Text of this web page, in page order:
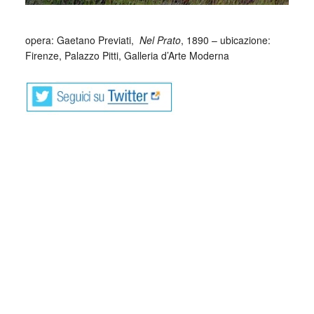
opera: Gaetano Previati, Nel Prato, 1890 – ubicazione:
Firenze, Palazzo Pitti, Galleria d’Arte Moderna